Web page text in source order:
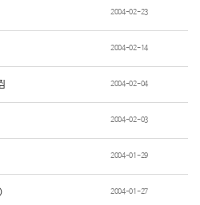
2004-02-23
2004-02-14
2004-02-04
2004-02-03
2004-01-29
2004-01-27